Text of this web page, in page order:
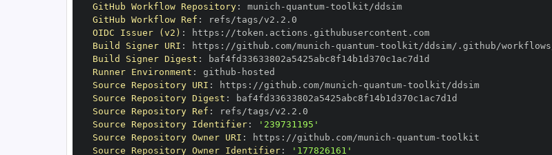
GitHub Workflow Repository: munich - quantum-
toolkit/ddsim
GitHub Workflow Ref :
OIDC Issuer (v2) : https :
//token.actions.githubusercontent.com
Build Signer URI : https : //github.com/munich - quantum-
Build Signer Digest :
Runner Environment : github -
Source Repository URI : https : //github.com/munich - quantum-
toolkit/ddsim
Source Repository Digest :
Source Repository Ref :
Source Repository Identifier:
'239731195'
Source Repository Owner URI : https : //github.com/munich - quantum-
Source Repository Owner Identifier: '177826161'